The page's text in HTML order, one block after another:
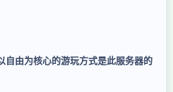
自由为核心的游玩方式是此服务器的